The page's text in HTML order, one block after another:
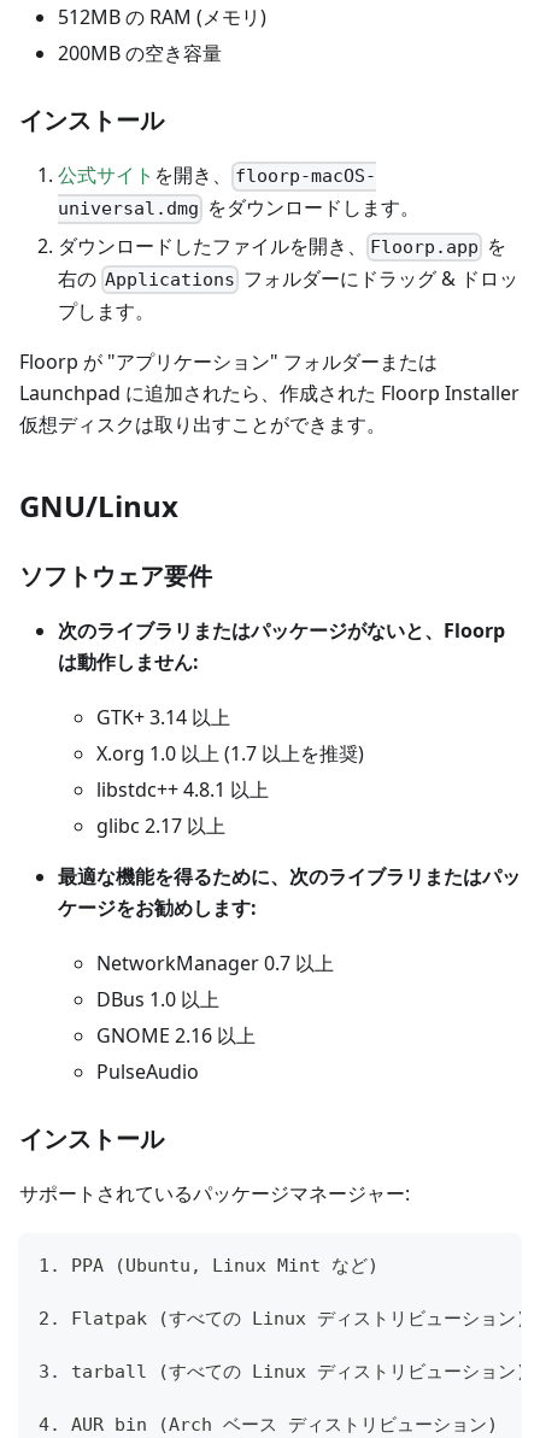
512MB の RAM (メモリ)
200MB の空き容量
インストール
公式サイト を開き、
floorp-macOS-
universal.dmg をダウンロードします。
ダウンロードしたファイルを開き、
Floorp.app を
右の Applications フォルダーにドラッグ & ドロッ
プします。
Floorp が "アプリケーション" フォルダーまたは
Launchpad に追加されたら、作成された Floorp Installer
仮想ディスクは取り出すことができます。
GNU/Linux
ソフトウェア要件
次のライブラリまたはパッケージがないと、Floorp
は動作しません:
GTK+ 3.14 以上
X.org 1.0 以上 (1.7 以上を推奨)
libstdc++ 4.8.1 以上
glibc 2.17 以上
最適な機能を得るために、次のライブラリまたはパッ
ケージをお勧めします:
NetworkManager 0.7 以上
DBus 1.0 以上
GNOME 2.16 以上
PulseAudio
インストール
サポートされているパッケージマネージャー:
1. PPA (Ubuntu, Linux Mint など)
2. Flatpak (すべての Linux ディストリビュー
3. tarball (すべての Linux ディストリビューシ
4. AUR bin (Arch ベース ディストリビューシ